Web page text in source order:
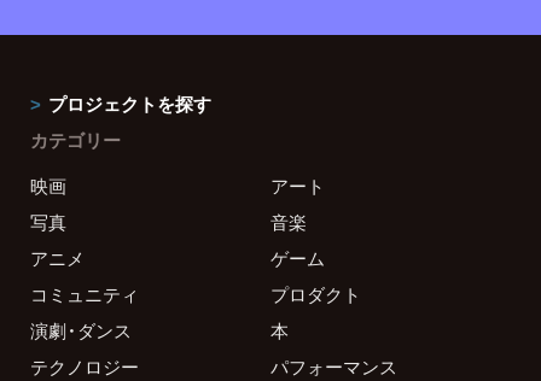
プロジェクトを探す
カテゴリー
映画
アート
写真
音楽
アニメ
ゲーム
コミュニティ
プロダクト
演劇・ダンス
本
テクノロジー
パフォーマンス